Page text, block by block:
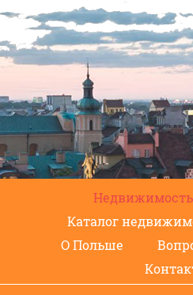
Недвижимость
Каталог
О Польше